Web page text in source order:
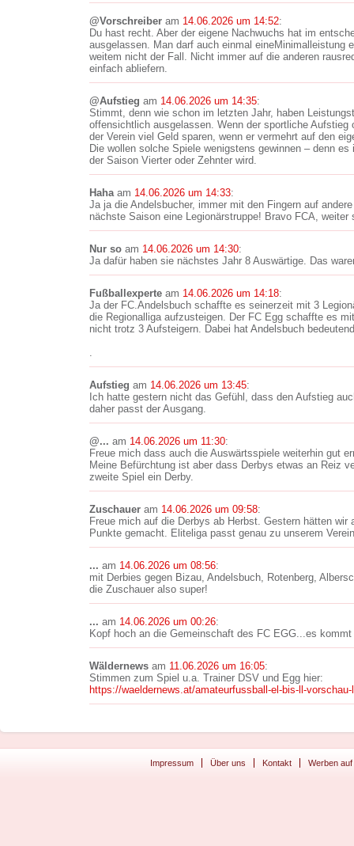
@Vorschreiber am 14.06.2026 um 14:52:
Du hast recht. Aber der eigene Nachwuchs hat im
ausgelassen. Man darf auch einmal eineMinimalleistung
weitem nicht der Fall. Nicht immer auf die anderen
einfach abliefern.
@Aufstieg am 14.06.2026 um 14:35:
Stimmt, denn wie schon im letzten Jahr, haben
offensichtlich ausgelassen. Wenn der sportliche
der Verein viel Geld sparen, wenn er vermehrt auf den
Die wollen solche Spiele wenigstens gewinnen – denn
der Saison Vierter oder Zehnter wird.
Hahaam 14.06.2026 um 14:33:
Ja ja die Andelsbucher, immer mit den Fingern auf
nächste Saison eine Legionärstruppe! Bravo FCA, weiter
Nur so am 14.06.2026 um 14:30:
Ja dafür haben sie nächstes Jahr 8 Auswärtige. Das
Fußballexperte am 14.06.2026 um 14:18:
Ja der FC.Andelsbuch schaffte es seinerzeit mit 3
die Regionalliga aufzusteigen. Der FC Egg schaffte es
nicht trotz 3 Aufsteigern. Dabei hat Andelsbuch
.
Aufstieg am 14.06.2026 um 13:45:
Ich hatte gestern nicht das Gefühl, dass den Aufstieg
daher passt der Ausgang.
@... am 14.06.2026 um 11:30:
Freue mich dass auch die Auswärtsspiele weiterhin gut
Meine Befürchtung ist aber dass Derbys etwas an Reiz
zweite Spiel ein Derby.
Zuschauer am 14.06.2026 um 09:58:
Freue mich auf die Derbys ab Herbst. Gestern hätten wir
Punkte gemacht. Eliteliga passt genau zu unserem
... am 14.06.2026 um 08:56:
mit Derbies gegen Bizau, Andelsbuch, Rotenberg,
die Zuschauer also super!
... am 14.06.2026 um 00:26:
Kopf hoch an die Gemeinschaft des FC EGG...es
Wäldernews am 11.06.2026 um 16:05:
Stimmen zum Spiel u.a. Trainer DSV und Egg hier:
https://waeldernews.at/amateurfussball-el-bis-ll-
Impressum Über uns Kontakt Werben